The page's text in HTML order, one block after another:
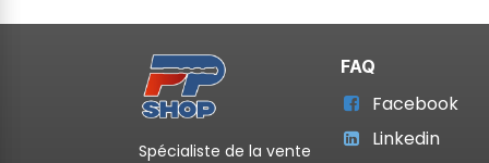
Spécialiste de la vente
FAQ
Facebook
Linkedin